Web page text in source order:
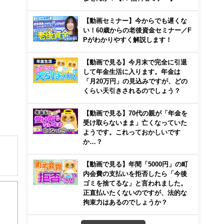
き
【動画セミナー】今からでも遅くな
い！60歳からの老後資金セミナー／F
Pがわかりやすく解説します！
【動画で見る】今月末で完全に引退
して年金生活に入ります。年金は
「月20万円」の見込みですが、どの
くらい天引きされるのでしょう？
【動画で見る】70代の親が「年金を
受け取らないまま」亡くなっていた
ようです。これっておかしいです
か…？
【動画で見る】年間「5000円」の町
内会費の支払いを拒否したら「今後
ゴミを捨てるな」と言われました。
正直払いたくないのですが、法的な
拘束力はあるのでしょうか？